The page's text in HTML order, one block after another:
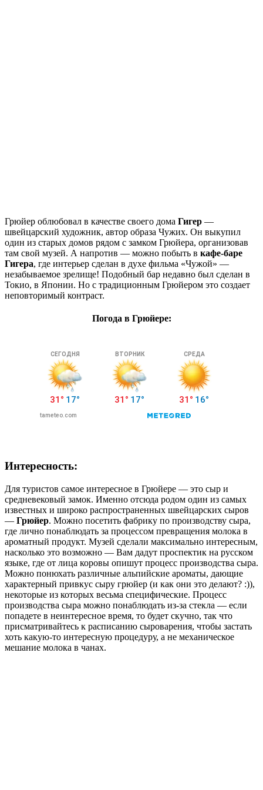
Грюйер облюбовал в качестве своего дома Гигер —
швейцарский художник, автор образа Чужих. Он выкупил
один из старых домов рядом с замком Грюйера, организовав
там свой музей. А напротив — можно побыть в кафе-баре
Гигера, где интерьер сделан в духе фильма «Чужой» —
незабываемое зрелище! Подобный бар недавно был сделан в
Токио, в Японии. Но с традиционным Грюйером это создает
неповторимый контраст.
Погода в Грюйере:
Интересность:
Для туристов самое интересное в Грюйере — это сыр и
средневековый замок. Именно отсюда родом один из самых
известных и широко распространенных швейцарских сыров
— Грюйер. Можно посетить фабрику по производству сыра,
где лично понаблюдать за процессом превращения молока в
ароматный продукт. Музей сделали максимально интересным,
насколько это возможно — Вам дадут проспектик на русском
языке, где от лица коровы опишут процесс производства сыра.
Можно понюхать различные альпийские ароматы, дающие
характерный привкус сыру грюйер (и как они это делают? :)),
некоторые из которых весьма специфические. Процесс
производства сыра можно понаблюдать из-за стекла — если
попадете в неинтересное время, то будет скучно, так что
присматривайтесь к расписанию сыроварения, чтобы застать
хоть какую-то интересную процедуру, а не механическое
мешание молока в чанах.